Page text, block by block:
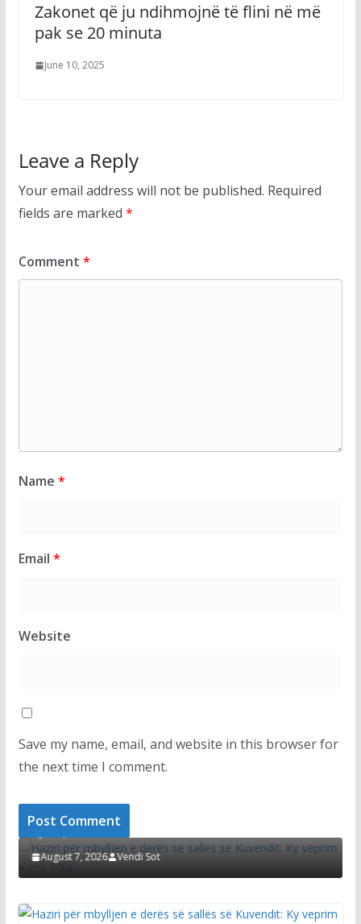
Zakonet që ju ndihmojnë të flini në më
pak se 20 minuta
June 10, 2025
Leave a Reply
Your email address will not be published. Required
fields are marked *
Comment *
Name *
Email *
Website
Save my name, email, and website in this browser for
the next time I comment.
Haziri për mbylljen e derës së sallës së Kuvendit:
Ky veprim është frikë
August 7, 2026 Vendi Sot